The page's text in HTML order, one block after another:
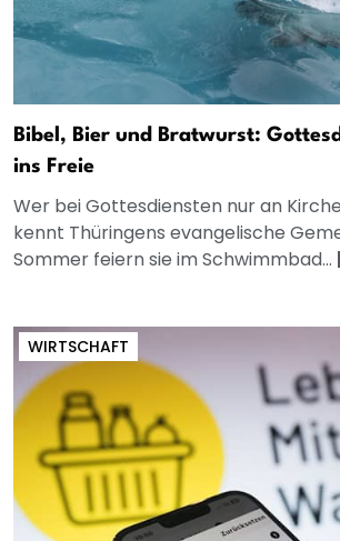
Bibel, Bier und Bratwurst:
ins Freie
Wer bei Gottesdiensten nur an
kennt Thüringens evangelische
Sommer feiern sie im Schwimmbad... |
WIRTSCHAFT